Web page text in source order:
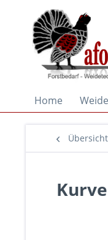
Home
Übersicht